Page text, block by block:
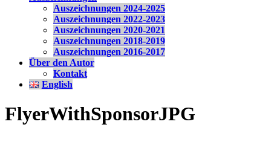
Auszeichnungen 2024-2025
Auszeichnungen 2022-2023
Auszeichnungen 2020-2021
Auszeichnungen 2018-2019
Auszeichnungen 2016-2017
Über den Autor
Kontakt
English
FlyerWithSponsorJPG